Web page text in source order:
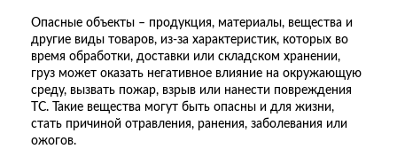
Опасные объекты – продукция, материалы, вещества и
другие виды товаров, из-за характеристик, которых во
время обработки, доставки или складском хранении,
груз может оказать негативное влияние на окружающую
среду, вызвать пожар, взрыв или нанести повреждения
ТС. Такие вещества могут быть опасны и для жизни,
стать причиной отравления, ранения, заболевания или
ожогов.